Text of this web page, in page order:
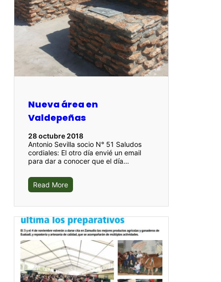
Nueva área en
Valdepeñas
28 octubre 2018
Antonio Sevilla socio N° 51 Saludos
cordiales: El otro día envié un email
para dar a conocer que el día…
Read More